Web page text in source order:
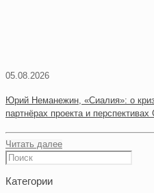
05.08.2026
Юрий Неманежин, «Сиалия»: о
партнёрах проекта и перспективах
Читать далее
Категории